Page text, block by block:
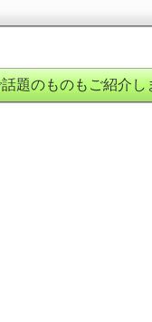
題のものもご紹介